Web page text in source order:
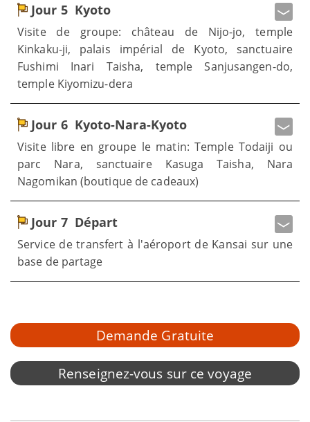
Jour 5 Kyoto
Visite de groupe: château de Nijo-jo, temple
Kinkaku-ji, palais impérial de Kyoto, sanctuaire
Fushimi Inari Taisha, temple Sanjusangen-do,
temple Kiyomizu-dera
Jour 6 Kyoto-Nara-Kyoto
Visite libre en groupe le matin: Temple Todaiji ou
parc Nara, sanctuaire Kasuga Taisha, Nara
Nagomikan (boutique de cadeaux)
Jour 7 Départ
Service de transfert à l'aéroport de Kansai sur une
base de partage
Demande Gratuite
Renseignez-vous sur ce voyage